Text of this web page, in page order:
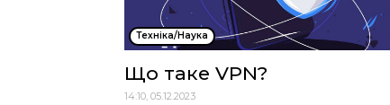
Техніка/Наука
Що таке VPN?
14:10, 05.12.2023